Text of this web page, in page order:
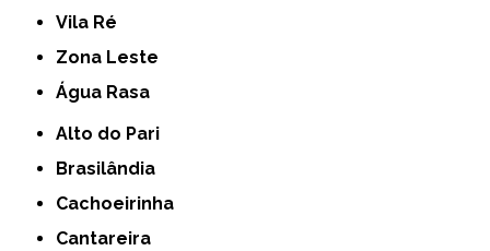
Vila Ré
Zona Leste
Água Rasa
Alto do Pari
Brasilândia
Cachoeirinha
Cantareira